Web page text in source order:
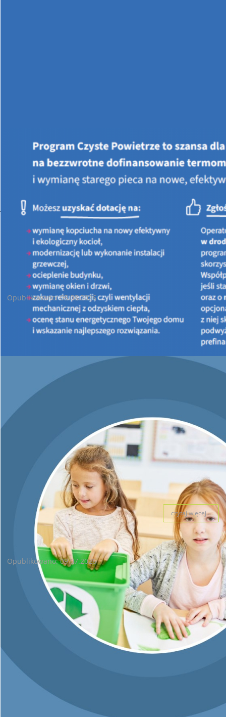
Jesteś tutaj:STRONA GŁÓWNA AKTUALNOŚCI
Aktualne informacje dotyczace działalności
WFOŚIGW w Kielcach
Wizyta Wiceministra Infrastruktury w WFOŚiGW w Kielcach
Opublikowano: 05.08.2026
W Wojewódzkim Funduszu Ochrony Środowiska i
Gospodarki Wodnej w Kielcach gościliśmy Przemysława
Koperskiego
czytaj więcej...
Wizyta Prezesa Wojewódzkiego Funduszu Ochrony Środowiska i
Gospodarki Wodnej w Kielcach Jacka Skórskiego w Radoszycach
Opublikowano: 09.07.2026
Radoszyce miejscem rozmów o ekologicznej przyszłości